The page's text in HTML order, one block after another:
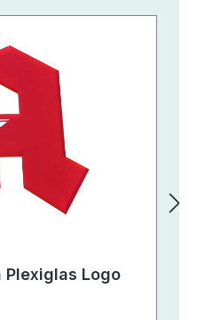
Logo